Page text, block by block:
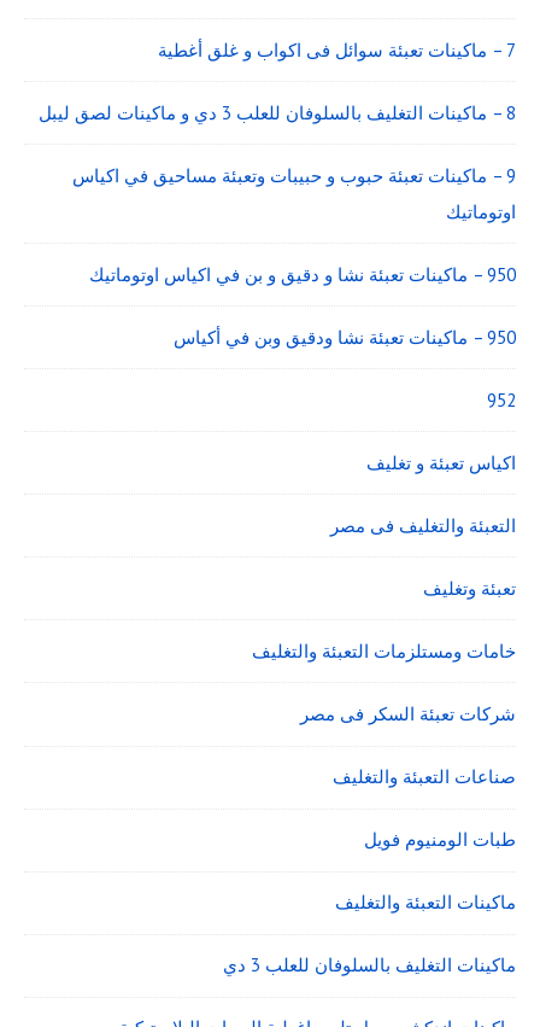
7 – ماكينات تعبئة سوائل فى اكواب و غلق أغطية
8 – ماكينات التغليف بالسلوفان للعلب 3 دي و ماكينات لصق ليبل
9 – ماكينات تعبئة حبوب و حبيبات وتعبئة مساحيق في اكياس
اوتوماتيك
950 – ماكينات تعبئة نشا و دقيق و بن في اكياس اوتوماتيك
950 – ماكينات تعبئة نشا ودقيق وبن في أكياس
952
اكياس تعبئة و تغليف
التعبئة والتغليف فى مصر
تعبئة وتغليف
خامات ومستلزمات التعبئة والتغليف
شركات تعبئة السكر فى مصر
صناعات التعبئة والتغليف
طبات الومنيوم فويل
ماكينات التعبئة والتغليف
ماكينات التغليف بالسلوفان للعلب 3 دي